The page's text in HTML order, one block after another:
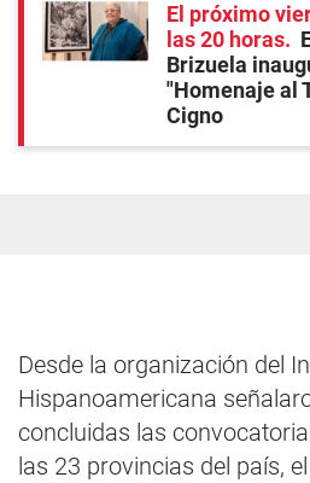
El próximo
las 20 horas
Brizuela
"Homenaje al
Cigno
Desde la organización del
Hispanoamericana
concluidas las
las 23 provincias del país,